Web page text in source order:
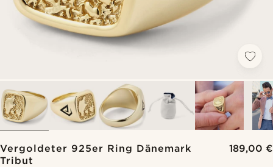
Vergoldeter 925er Ring Dänemark
Tribut
189,00 €